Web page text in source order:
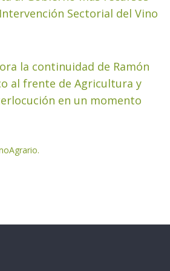
Sectorial del Vino
la continuidad de Ramón
al frente de Agricultura y
en un momento